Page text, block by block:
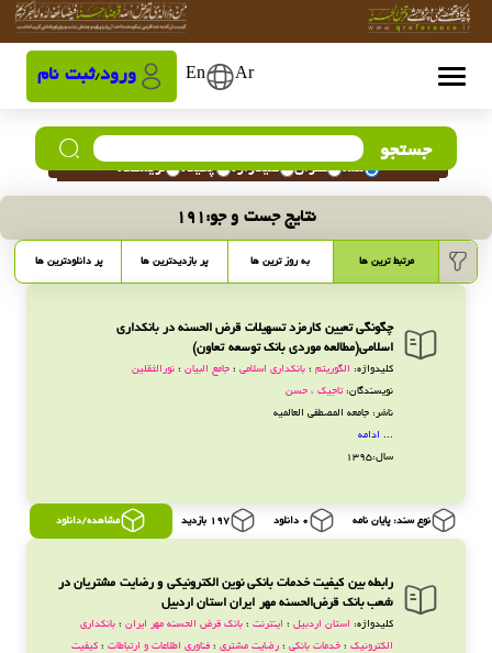
Ar
En ورود/ثبت نام
جستجو
همه عنوان کلیدواژه چکیده نویسنده
نتایج جست و جو:191
مرتبط ترین ها به روز ترین ها پر بازدیدترین ها پر دانلودترین ها
چگونگی تعیین کارمزد تسهیلات قرض الحسنه در بانکداری
اسلامی(مطالعه موردی بانک توسعه تعاون)
کلیدواژه: الگوریتم ؛ بانکداری اسلامی ؛ جامع البیان ؛ نورالثقلین
نویسندگان:تاجیک ، حسن
ناشر: جامعه المصطفی العالمیه
... ادامه
سال:1395
نوع سند: پایان نامه 0 دانلود 197 بازدید مشاهده/دانلود
رابطه بین کیفیت خدمات بانکی نوین الکترونیکی و رضایت مشتریان در
شعب بانک قرض‌الحسنه مهر ایران استان اردبیل
کلیدواژه: استان اردبیل ؛ اینترنت ؛ بانک قرض الحسنه مهر ایران ؛ بانکداری
الکترونیک ؛ خدمات بانکی ؛ رضایت مشتری ؛ فناوری اطلاعات و ارتباطات ؛ کیفیت